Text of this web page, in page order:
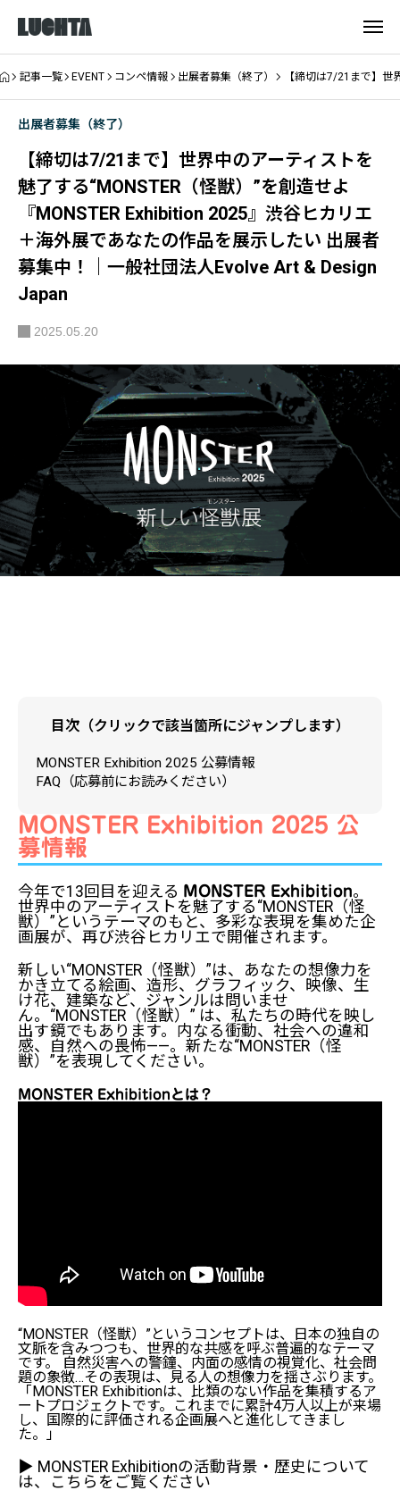
記事一覧 EVENT コンペ情報 出展者募集（終了） 【締切は7/21まで】世
出展者募集（終了）
【締切は7/21まで】世界中のアーティストを
魅了する“MONSTER（怪獣）”を創造せよ
『MONSTER Exhibition 2025』渋谷ヒカリエ
＋海外展であなたの作品を展示したい 出展者
募集中！｜一般社団法人Evolve Art & Design
Japan
2025.05.20
目次（クリックで該当箇所にジャンプします）
MONSTER Exhibition 2025 公募情報
FAQ（応募前にお読みください）
MONSTER Exhibition 2025 公
募情報
今年で13回目を迎える MONSTER Exhibition。
世界中のアーティストを魅了する“MONSTER（怪
獣）”というテーマのもと、多彩な表現を集めた企
画展が、再び渋谷ヒカリエで開催されます。
新しい“MONSTER（怪獣）”は、あなたの想像力を
かき立てる絵画、造形、グラフィック、映像、生
け花、建築など、ジャンルは問いませ
ん。“MONSTER（怪獣）” は、私たちの時代を映し
出す鏡でもあります。内なる衝動、社会への違和
感、自然への畏怖——。新たな“MONSTER（怪
獣）”を表現してください。
MONSTER Exhibitionとは？
“MONSTER（怪獣）”というコンセプトは、日本の独自の
文脈を含みつつも、世界的な共感を呼ぶ普遍的なテーマ
です。 自然災害への警鐘、内面の感情の視覚化、社会問
題の象徴…その表現は、見る人の想像力を揺さぶります。
「MONSTER Exhibitionは、比類のない作品を集積するア
ートプロジェクトです。これまでに累計4万人以上が来場
し、国際的に評価される企画展へと進化してきまし
た。」
▶︎ MONSTER Exhibitionの活動背景・歴史について
は、
こちら をご覧ください